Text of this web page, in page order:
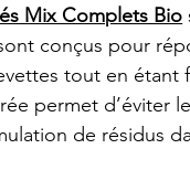
Mix Complets Bio
conçus pour
tout en étant
permet d’éviter
de résidus